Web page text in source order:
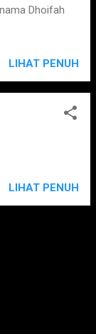
Dhoifah
LIHAT PENUH
LIHAT PENUH